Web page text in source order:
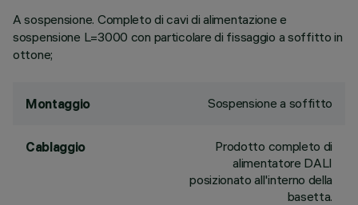
A sospensione. Completo di cavi di alimentazione e
sospensione L=3000 con particolare di fissaggio a soffitto in
ottone;
Montaggio Sospensione a soffitto
Cablaggio
Prodotto completo di
alimentatore DALI
posizionato all'interno della
basetta.